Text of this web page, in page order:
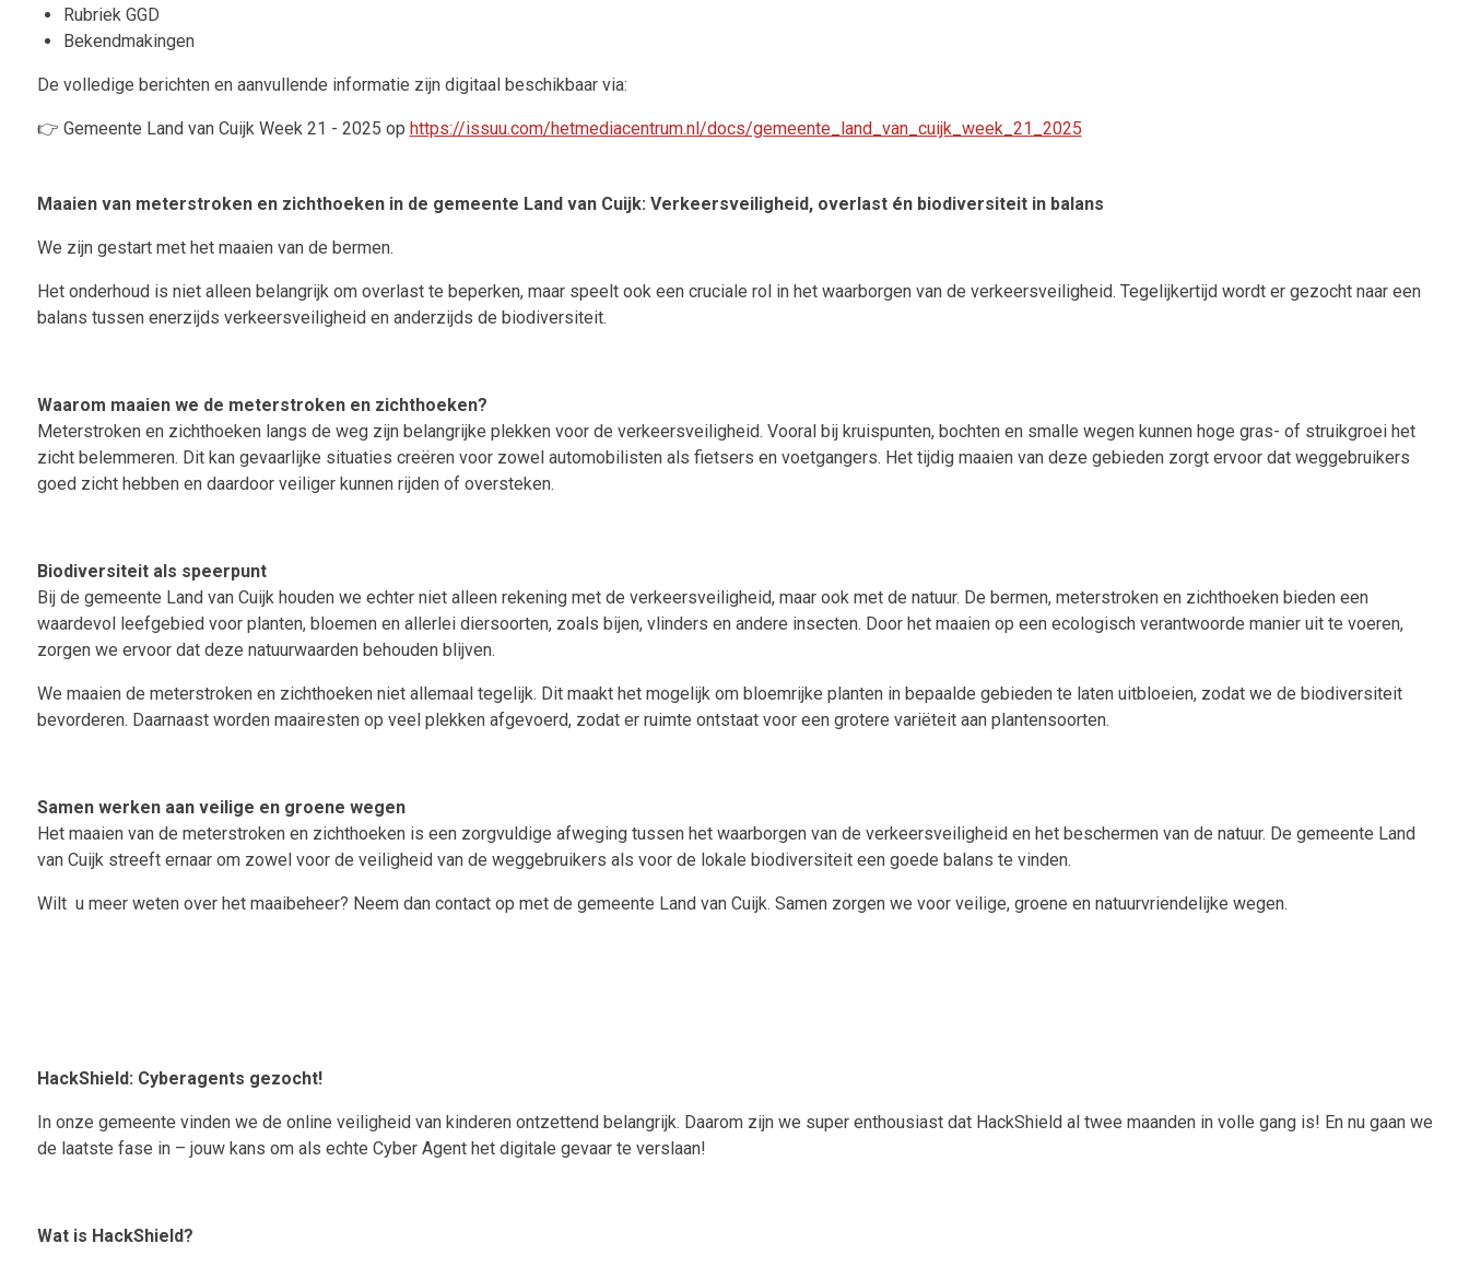
Rubriek GGD
Bekendmakingen
De volledige berichten en aanvullende informatie zijn digitaal beschikbaar via:
👉 Gemeente Land van Cuijk Week 21 - 2025 op https://issuu.com/hetmediacentrum.nl/docs/gemeente_land_van_cuijk_week_21_2025
Maaien van meterstroken en zichthoeken in de gemeente Land van Cuijk: Verkeersveiligheid, overlast én biodiversiteit in balans
We zijn gestart met het maaien van de bermen.
Het onderhoud is niet alleen belangrijk om overlast te beperken, maar speelt ook een cruciale rol in het waarborgen van de verkeersveiligheid. Tegelijkertijd wordt er gezocht naar een
balans tussen enerzijds verkeersveiligheid en anderzijds de biodiversiteit.
Waarom maaien we de meterstroken en zichthoeken?
Meterstroken en zichthoeken langs de weg zijn belangrijke plekken voor de verkeersveiligheid. Vooral bij kruispunten, bochten en smalle wegen kunnen hoge gras- of struikgroei het
zicht belemmeren. Dit kan gevaarlijke situaties creëren voor zowel automobilisten als fietsers en voetgangers. Het tijdig maaien van deze gebieden zorgt ervoor dat weggebruikers
goed zicht hebben en daardoor veiliger kunnen rijden of oversteken.
Biodiversiteit als speerpunt
Bij de gemeente Land van Cuijk houden we echter niet alleen rekening met de verkeersveiligheid, maar ook met de natuur. De bermen, meterstroken en zichthoeken bieden een
waardevol leefgebied voor planten, bloemen en allerlei diersoorten, zoals bijen, vlinders en andere insecten. Door het maaien op een ecologisch verantwoorde manier uit te voeren,
zorgen we ervoor dat deze natuurwaarden behouden blijven.
We maaien de meterstroken en zichthoeken niet allemaal tegelijk. Dit maakt het mogelijk om bloemrijke planten in bepaalde gebieden te laten uitbloeien, zodat we de biodiversiteit
bevorderen. Daarnaast worden maairesten op veel plekken afgevoerd, zodat er ruimte ontstaat voor een grotere variëteit aan plantensoorten.
Samen werken aan veilige en groene wegen
Het maaien van de meterstroken en zichthoeken is een zorgvuldige afweging tussen het waarborgen van de verkeersveiligheid en het beschermen van de natuur. De gemeente Land
van Cuijk streeft ernaar om zowel voor de veiligheid van de weggebruikers als voor de lokale biodiversiteit een goede balans te vinden.
Wilt u meer weten over het maaibeheer? Neem dan contact op met de gemeente Land van Cuijk. Samen zorgen we voor veilige, groene en natuurvriendelijke wegen.
HackShield: Cyberagents gezocht!
In onze gemeente vinden we de online veiligheid van kinderen ontzettend belangrijk. Daarom zijn we super enthousiast dat HackShield al twee maanden in volle gang is! En nu gaan we
de laatste fase in – jouw kans om als echte Cyber Agent het digitale gevaar te verslaan!
Wat is HackShield?